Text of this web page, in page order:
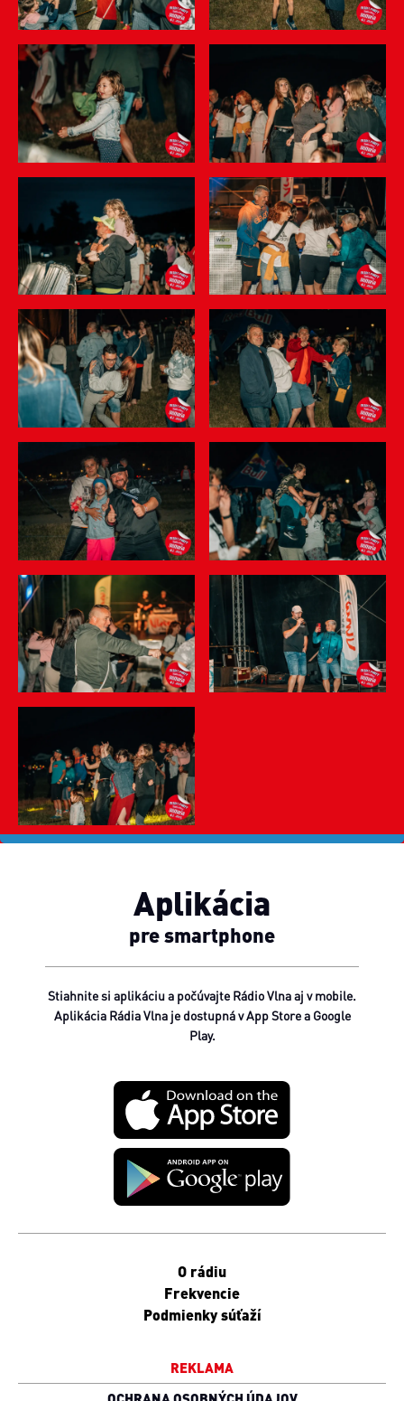
Aplikácia
pre smartphone
Stiahnite si aplikáciu a počúvajte Rádio Vlna aj v mobile.
Aplikácia Rádia Vlna je dostupná v App Store a Google
Play.
O rádiu
Frekvencie
Podmienky súťaží
REKLAMA